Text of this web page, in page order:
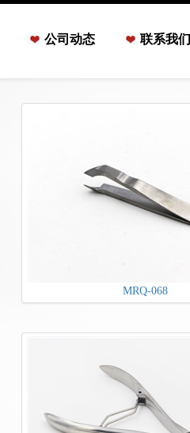
公司动态 联系我们
MRQ-068